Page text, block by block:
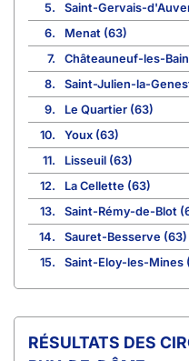
5.
Saint-Gervais-
6.
Menat (63)
7.
Châteauneuf-les-
8.
Saint-Julien-la-
9.
Le Quartier (63)
10.
Youx (63)
11.
Lisseuil (63)
12.
La Cellette (63)
13.
Saint-Rémy-de-Blot
14.
Sauret-Besserve (63)
15.
Saint-Eloy-les-Mines